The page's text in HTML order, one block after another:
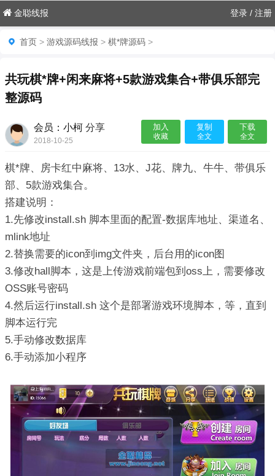
金聪线报 登录 / 注册
首页 > 游戏源码线报 > 棋*牌源码 >
共玩棋*牌+闲来麻将+5款游戏集合+带俱乐部完
整源码
会员：小柯分享
2018-10-25
加入
收藏
复制
全文
下载
全文
棋*牌、房卡红中麻将、13水、J花、牌九、牛牛、带俱乐
部、5款游戏集合。
搭建说明：
1.先修改install.sh 脚本里面的配置-数据库地址、渠道名、
mlink地址
2.替换需要的icon到img文件夹，后台用的icon图
3.修改hall脚本，这是上传游戏前端包到oss上，需要修改
OSS账号密码
4.然后运行install.sh 这个是部署游戏环境脚本，等，直到
脚本运行完
5.手动修改数据库
6.手动添加小程序